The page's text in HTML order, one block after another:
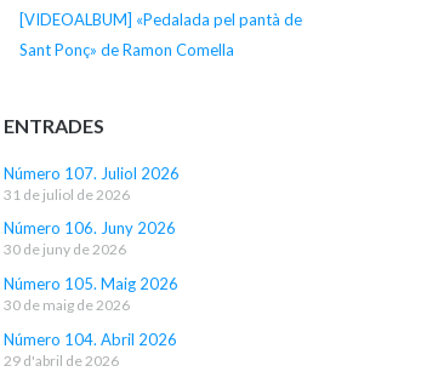
[VIDEOALBUM] «Pedalada pel pantà de
Sant Ponç» de Ramon Comella
ENTRADES
Número 107. Juliol 2026
31 de juliol de 2026
Número 106. Juny 2026
30 de juny de 2026
Número 105. Maig 2026
30 de maig de 2026
Número 104. Abril 2026
29 d'abril de 2026